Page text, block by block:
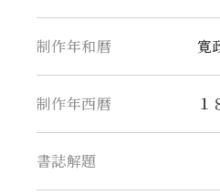
制作年和暦 寛
制作年西暦 １
書誌解題